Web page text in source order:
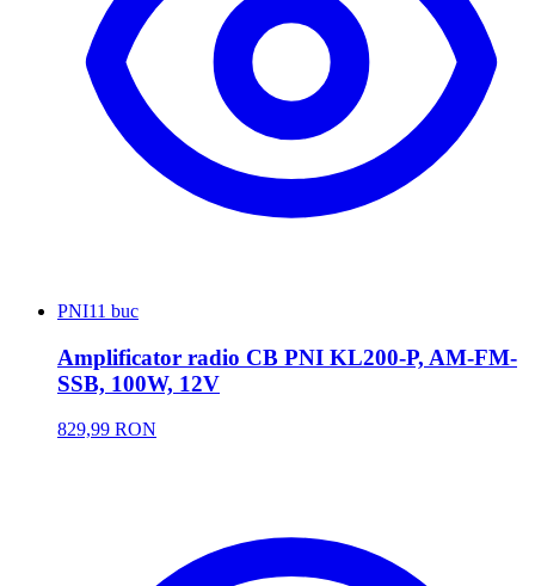
PNI11 buc
Amplificator radio CB PNI KL200-P, AM-FM-
SSB, 100W, 12V
829,99 RON